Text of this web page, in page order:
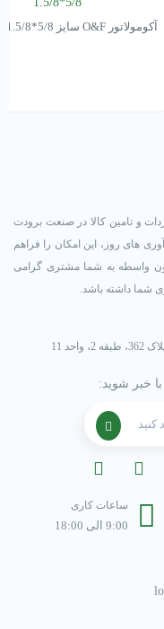
آکومولاتور O&F سایز 5/8*1.5/8
و تامین کالا در صنعت برودت
های روز، این امکان را فراهم
واسطه به شما مشتری گرامی
شما داشته باشد.
ساعات کاری
9:00 الی 18:00
11
خبر شوید: